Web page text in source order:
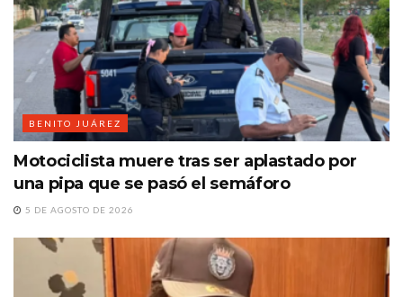
BENITO JUÁREZ
Motociclista muere tras ser aplastado por
una pipa que se pasó el semáforo
5 DE AGOSTO DE 2026